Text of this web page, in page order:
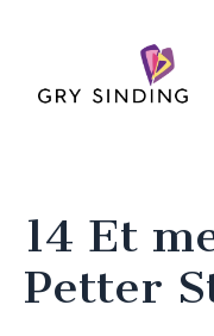
14 Et
Petter